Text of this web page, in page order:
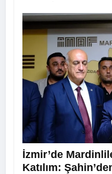
İzmir’de
Katılım: